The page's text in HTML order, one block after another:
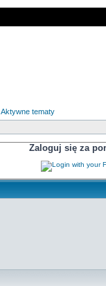
Aktywne tematy
Zaloguj się za